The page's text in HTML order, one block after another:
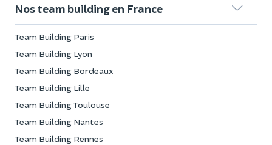
Nos team building en France
Team Building Paris
Team Building Lyon
Team Building Bordeaux
Team Building Lille
Team Building Toulouse
Team Building Nantes
Team Building Rennes